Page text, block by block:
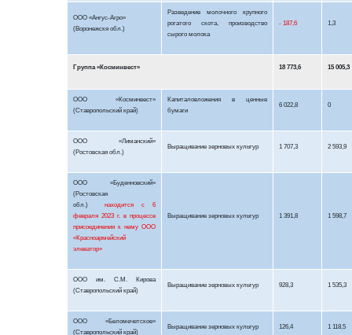
ООО «Ангус-Агро»
(Воронежскя обл.)
Разведение молочного крупного
рогатого скота, производство
сырого молока
- 187,6 1,3
Группа «Косминвест» 18 773,6 15 005,3
ООО «Косминвест»
(Ставропольский край)
Капиталовложения в ценные
бумаги
6 022,8 0
ООО «Лиманский»
(Ростовская обл.)
Выращивание зерновых культур 1 707,3 2 593,9
ООО «Буденновский»
(Ростовская
обл.)
находится с
6
февраля 2023 г. в процессе
присоединения к нему ООО
«Красноармейский
элеватор»
Выращивание зерновых культур 1 391,8 1 598,7
ООО им. С.М. Кирова
(Ставропольский край)
Выращивание зерновых культур 928,3 1 535,3
ООО «Беломечетское»
(Ставропольский край)
Выращивание зерновых культур 126,4 1 118,5